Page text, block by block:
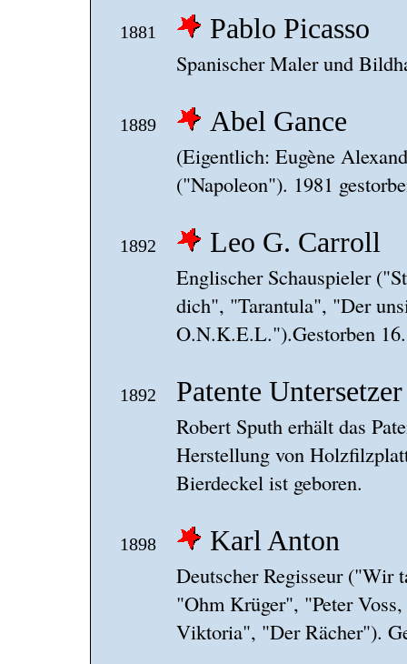
1881 Pablo Picasso
Spanischer Maler und
1889 Abel Gance
(Eigentlich: Eugène
("Napoleon"). 1981
1892 Leo G. Carroll
Englischer Schauspieler
dich", "Tarantula", "Der
O.N.K.E.L.").Gestorben
1892 Patente Untersetzer
Robert Sputh erhält das
Herstellung von
Bierdeckel ist geboren.
1898 Karl Anton
Deutscher Regisseur ("Wir
"Ohm Krüger", "Peter
Viktoria", "Der Rächer").